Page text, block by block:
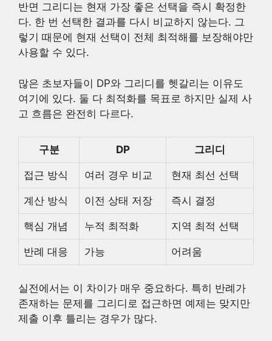
반면 그리디는 현재 가장 좋은 선택을 즉시 확정한
다. 한 번 선택한 결과를 다시 비교하지 않는다. 그
렇기 때문에 현재 선택이 전체 최적해를 보장해야만
사용할 수 있다.
많은 초보자들이 DP와 그리디를 헷갈리는 이유도
여기에 있다. 둘 다 최적화를 목표로 하지만 실제 사
고 흐름은 완전히 다르다.
구분 DP 그리디
접근 방식 여러 경우 비교 현재 최선 선택
계산 방식 이전 상태 저장 즉시 결정
핵심 개념 누적 최적화 지역 최적 선택
반례 대응 가능 어려움
실전에서는 이 차이가 매우 중요하다. 특히 반례가
존재하는 문제를 그리디로 접근하면 예제는 맞지만
제출 이후 틀리는 경우가 많다.